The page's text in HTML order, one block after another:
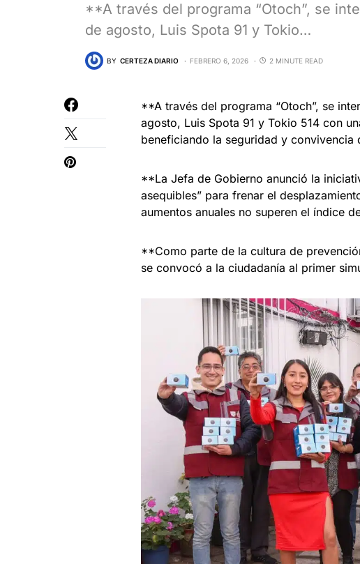
**A través del programa “Otoch”, se
de agosto, Luis Spota 91 y Tokio…
BY CERTEZA DIARIO FEBRERO 6, 2026 2 MINUTE READ
**A través del programa “Otoch”, se
agosto, Luis Spota 91 y Tokio 514 con
beneficiando la seguridad y convivencia
**La Jefa de Gobierno anunció la
asequibles” para frenar el
aumentos anuales no superen el índice
**Como parte de la cultura de
se convocó a la ciudadanía al primer